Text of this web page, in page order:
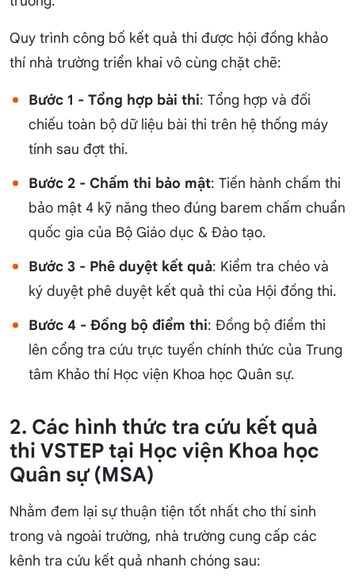
Quy trình công bố kết quả thi được hội đồng khảo
thí nhà trường triển khai vô cùng chặt chẽ:
Bước 1 - Tổng hợp bài thi: Tổng hợp và đối
chiếu toàn bộ dữ liệu bài thi trên hệ thống máy
tính sau đợt thi.
Bước 2 - Chấm thi bảo mật: Tiến hành chấm thi
bảo mật 4 kỹ năng theo đúng barem chấm chuẩn
quốc gia của Bộ Giáo dục & Đào tạo.
Bước 3 - Phê duyệt kết quả: Kiểm tra chéo và
ký duyệt phê duyệt kết quả thi của Hội đồng thi.
Bước 4 - Đồng bộ điểm thi: Đồng bộ điểm thi
lên cổng tra cứu trực tuyến chính thức của Trung
tâm Khảo thí Học viện Khoa học Quân sự.
2. Các hình thức tra cứu kết quả
thi VSTEP tại Học viện Khoa học
Quân sự (MSA)
Nhằm đem lại sự thuận tiện tốt nhất cho thí sinh
trong và ngoài trường, nhà trường cung cấp các
kênh tra cứu kết quả nhanh chóng sau: